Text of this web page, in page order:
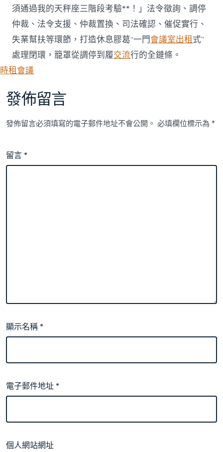
須通過我的天秤座三階段考驗**！」法令徵詢、調停
仲裁、法令支援、仲裁置換、司法確認、催促實行、
失業幫扶等環節，打造休息膠葛“一門會議室出租式”
處理閉環，籠罩從調停到履交流行的全鏈條。
時租會議
發佈留言
發佈留言必須填寫的電子郵件地址不會公開。 必填欄位標示為*
留言*
顯示名稱*
電子郵件地址*
個人網站網址